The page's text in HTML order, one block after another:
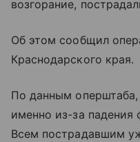
возгорание,
Об этом сообщил
Краснодарского края.
По данным оперштаба,
именно из-за падения
Всем пострадавшим